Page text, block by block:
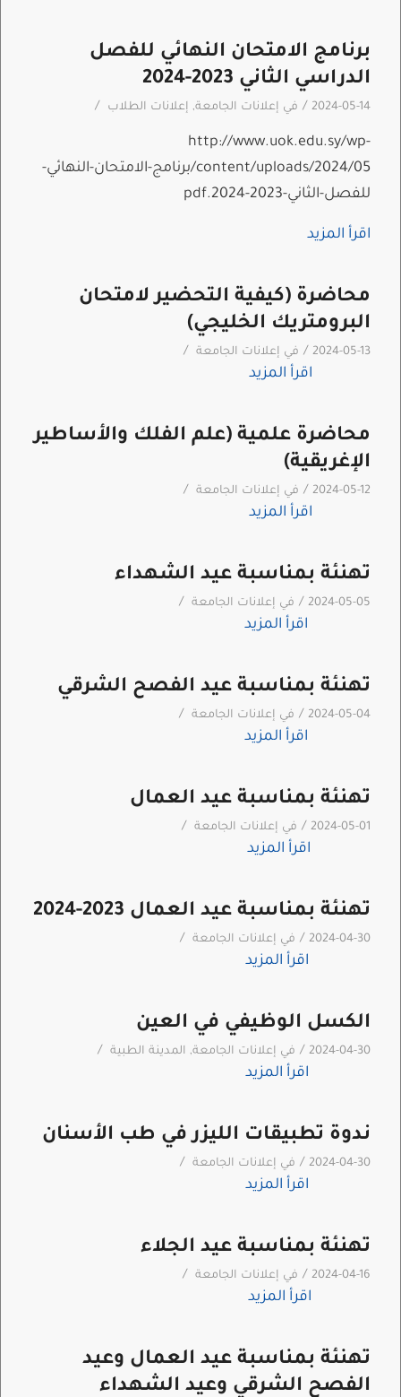
برنامج الامتحان النهائي للفصل
الدراسي الثاني 2023-2024
2024-05-14
/ في إعلانات الجامعة, إعلانات الطلاب /
http://www.uok.edu.sy/wp-
content/uploads/2024/05/برنامج-الامتحان-النهائي-
للفصل-الثاني-2023-2024.pdf
اقرأ المزيد
محاضرة (كيفية التحضير لامتحان
البرومتريك الخليجي)
2024-05-13
/ في إعلانات الجامعة /
اقرأ المزيد
محاضرة علمية (علم الفلك والأساطير
الإغريقية)
2024-05-12
/ في إعلانات الجامعة /
اقرأ المزيد
تهنئة بمناسبة عيد الشهداء
2024-05-05
/ في إعلانات الجامعة /
اقرأ المزيد
تهنئة بمناسبة عيد الفصح الشرقي
2024-05-04
/ في إعلانات الجامعة /
اقرأ المزيد
تهنئة بمناسبة عيد العمال
2024-05-01
/ في إعلانات الجامعة /
اقرأ المزيد
تهنئة بمناسبة عيد العمال 2023-2024
2024-04-30
/ في إعلانات الجامعة /
اقرأ المزيد
الكسل الوظيفي في العين
2024-04-30
/ في إعلانات الجامعة, المدينة الطبية /
اقرأ المزيد
ندوة تطبيقات الليزر في طب الأسنان
2024-04-30
/ في إعلانات الجامعة /
اقرأ المزيد
تهنئة بمناسبة عيد الجلاء
2024-04-16
/ في إعلانات الجامعة /
اقرأ المزيد
تهنئة بمناسبة عيد العمال وعيد
الفصح الشرقي وعيد الشهداء